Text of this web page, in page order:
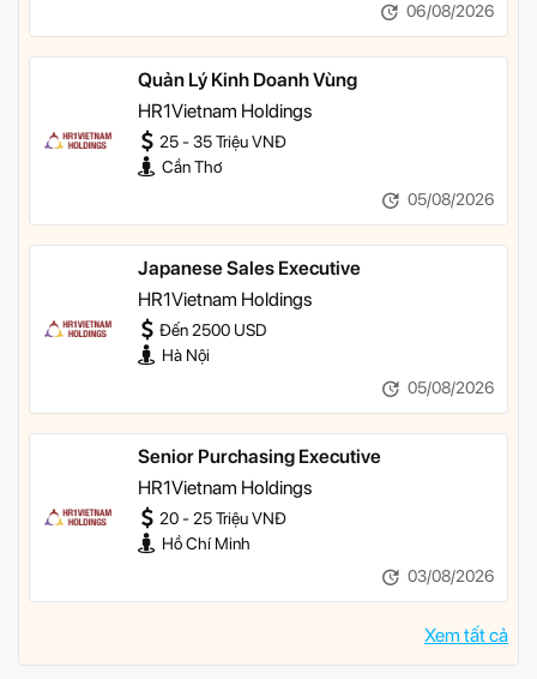
06/08/2026
Quản Lý Kinh Doanh Vùng
HR1Vietnam Holdings
25 - 35 Triệu VNĐ
Cần Thơ
05/08/2026
Japanese Sales Executive
HR1Vietnam Holdings
Đến 2500 USD
Hà Nội
05/08/2026
Senior Purchasing Executive
HR1Vietnam Holdings
20 - 25 Triệu VNĐ
Hồ Chí Minh
03/08/2026
Xem tất cả